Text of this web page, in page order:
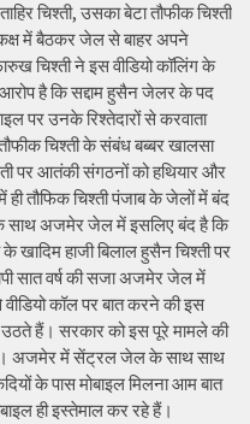
चिश्ती, उसका बेटा तौफीक चिश्ती
में बैठकर जेल से बाहर अपने
चिश्ती ने इस वीडियो कॉलिंग के
है कि सद्दाम हुसैन जेलर के पद
पर उनके रिश्तेदारों से करवाता
चिश्ती के संबंध बब्बर खालसा
पर आतंकी संगठनों को हथियार और
तौफिक चिश्ती पंजाब के जेलों में बंद
के साथ अजमेर जेल में इसलिए बंद है कि
खादिम हाजी बिलाल हुसैन चिश्ती पर
सात वर्ष की सजा अजमेर जेल में
कॉल पर बात करने की इस
उठते हैं। सरकार को इस पूरे मामले की
। अजमेर में सेंट्रल जेल के साथ साथ
के पास मोबाइल मिलना आम बात
ही इस्तेमाल कर रहे हैं।